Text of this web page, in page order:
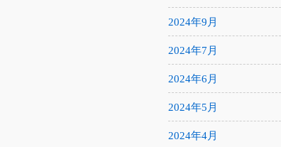
2024年9月
2024年7月
2024年6月
2024年5月
2024年4月